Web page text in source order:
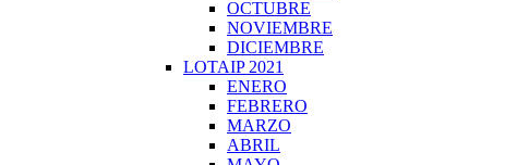
OCTUBRE
NOVIEMBRE
DICIEMBRE
LOTAIP 2021
ENERO
FEBRERO
MARZO
ABRIL